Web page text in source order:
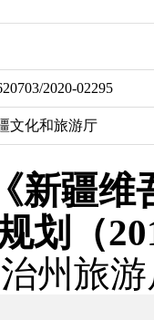
2020-02295
文化和旅游厅
新疆维
划（
州旅